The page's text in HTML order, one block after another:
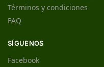
Términos y condiciones
FAQ
SÍGUENOS
Facebook